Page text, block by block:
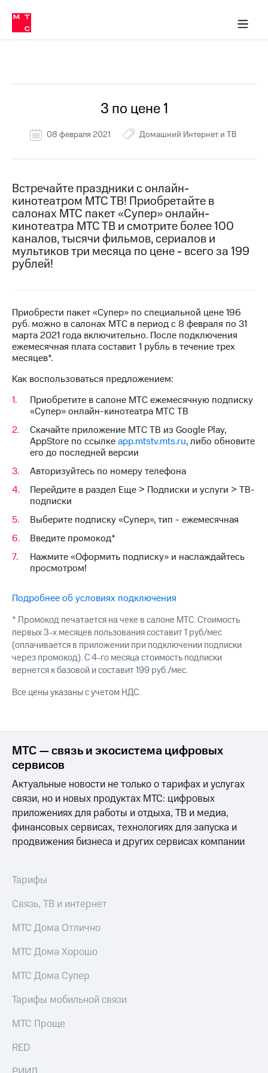
связь
Сервисы и подписки
30% на связь
кабинеты
Мобильная
и
Спутниковое
ТВ
Деньги
связь
Перенести
номер
в МТС
Тарифы
Услуги
Семейная
группа
Заказать
карту
Оформить
eSIM
SIM-
карта
для
иностранцев
Оформить
чистый
номер
Выбрать
красивый
номер
SIM-
Перейти
на
eSIM
Для дома
Выберите
и подключите
тарифом
Тарифы
ТВ и телефон
для дома
Услуги
Домашнее
ТВ
Спутниковое
ТВ
Домашний
в МТС
в МТС
Роуминг
кабинет
Скачать
приложение
Мой
МТС
Акции
Скидка 30%
RED,
РИИЛ
и МТС
Супер
дешевле
оплате
МТС
Деньги
Выберите
и подключите
ТВ
с выгодным
тарифом
Тарифы
Интернет,
ТВ и телефон
для дома
Услуги
Личный
кабинет
интернета
и
ТВ
Личный
спутникового
приложение
МТС
Акции
Видеонаблюдение
для дома
149 ₽/
мес
Подписка
интернета,
музыка
и многое
другое
Семейная
группа
Скидка
3 по цене 1
08 февраля 2021 Домашний Интернет и ТВ
Встречайте праздники с онлайн-
кинотеатром МТС ТВ! Приобретайте в
салонах МТС пакет «Супер» онлайн-
кинотеатра МТС ТВ и смотрите более 100
каналов, тысячи фильмов, сериалов и
мультиков три месяца по цене - всего за 199
рублей!
Приобрести пакет «Супер» по специальной цене 196
руб. можно в салонах МТС в период с 8 февраля по 31
марта 2021 года включительно. После подключения
ежемесячная плата составит 1 рубль в течение трех
месяцев*.
Как воспользоваться предложением:
Приобретите в салоне МТС ежемесячную подписку
«Супер» онлайн-кинотеатра МТС ТВ
Скачайте приложение МТС ТВ из Google Play,
AppStore по ссылкеapp.mtstv.mts.ru, либо обновите
его до последней версии
Авторизуйтесь по номеру телефона
Перейдите в раздел Еще > Подписки и услуги > ТВ-
подписки
Выберите подписку «Супер», тип - ежемесячная
Введите промокод*
Нажмите «Оформить подписку» и наслаждайтесь
просмотром!
Подробнее об условиях подключения
* Промокод печатается на чеке в салоне МТС. Стоимость
первых 3-х месяцев пользования составит 1 руб/мес
(оплачивается в приложении при подключении подписки
через промокод). С 4-го месяца стоимость подписки
вернется к базовой и составит 199 руб./мес.
Все цены указаны с учетом НДС.
МТС — связь и экосистема цифровых
сервисов
Актуальные новости не только о тарифах и услугах
связи, но и новых продуктах МТС: цифровых
приложениях для работы и отдыха, ТВ и медиа,
финансовых сервисах, технологиях для запуска и
продвижения бизнеса и других сервисах компании
Тарифы
Связь, ТВ и интернет
МТС Дома Отлично
МТС Дома Хорошо
МТС Дома Супер
Тарифы мобильной связи
МТС Проще
RED